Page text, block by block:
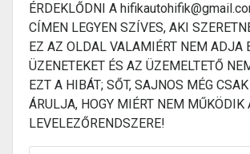
ÉRDEKLŐDNI A
CÍMEN LEGYEN SZÍVES, AKI
EZ AZ OLDAL VALAMIÉRT NEM ADJA
ÜZENETEKET ÉS AZ ÜZEMELTETŐ
EZT A HIBÁT; SŐT, SAJNOS MÉG
ÁRULJA, HOGY MIÉRT NEM MŰKÖDIK
LEVELEZŐRENDSZERE!